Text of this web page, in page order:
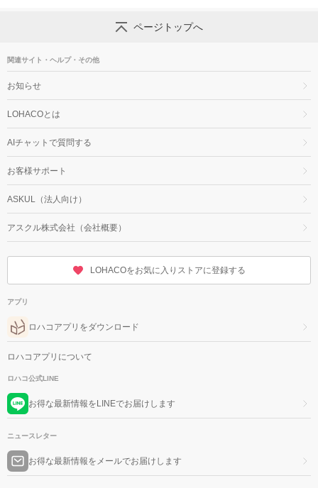
ページトップへ
関連サイト・ヘルプ・その他
お知らせ
LOHACOとは
AIチャットで質問する
お客様サポート
ASKUL（法人向け）
アスクル株式会社（会社概要）
LOHACOをお気に入りストアに登録する
アプリ
ロハコアプリをダウンロード
ロハコアプリについて
ロハコ公式LINE
お得な最新情報をLINEでお届けします
ニュースレター
お得な最新情報をメールでお届けします